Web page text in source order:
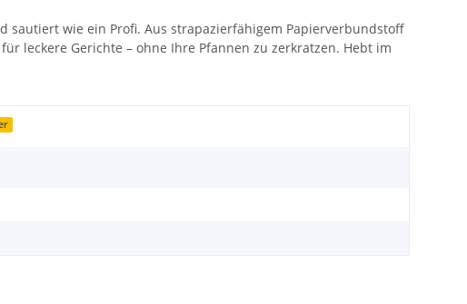
sautiert wie ein Profi. Aus strapazierfähigem Papierverbundstoff
leckere Gerichte – ohne Ihre Pfannen zu zerkratzen. Hebt im